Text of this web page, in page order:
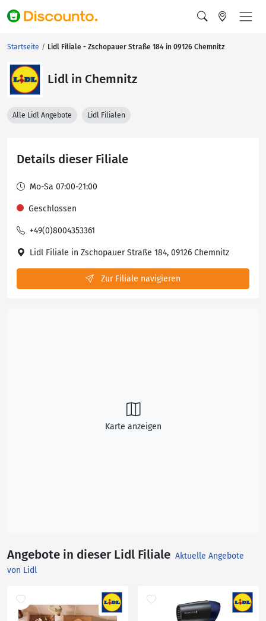
Startseite Lidl Filiale - Zschopauer Straße 184 in 09126 Chemnitz
Lidl in Chemnitz
Alle Lidl Angebote Lidl Filialen
Details dieser Filiale
Mo-Sa 07:00-21:00
Geschlossen
+49(0)8004353361
Lidl Filiale in Zschopauer Straße 184, 09126 Chemnitz
Zur Filiale navigieren
Karte anzeigen
Angebote in dieser Lidl Filiale Aktuelle Angebote
von Lidl